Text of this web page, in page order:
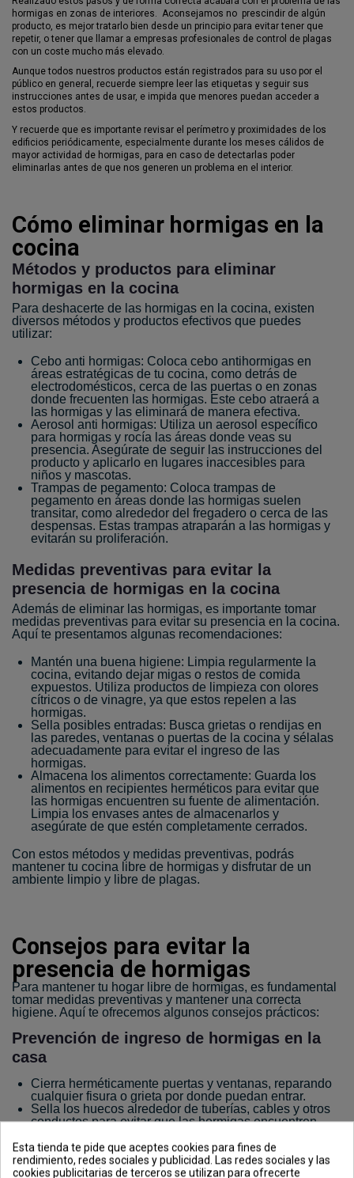
hormigas en zonas de interiores. Aconsejamos no prescindir de algún
producto, es mejor tratarlo bien desde un principio para evitar tener que
repetir, o tener que llamar a empresas profesionales de control de plagas
con un coste mucho más elevado.
Aunque todos nuestros productos están registrados para su uso por el
público en general, recuerde siempre leer las etiquetas y seguir sus
instrucciones antes de usar, e impida que menores puedan acceder a
estos productos.
Y recuerde que es importante revisar el perímetro y proximidades de los
edificios periódicamente, especialmente durante los meses cálidos de
mayor actividad de hormigas, para en caso de detectarlas poder
eliminarlas antes de que nos generen un problema en el interior.
Cómo eliminar hormigas en la
cocina
Métodos y productos para eliminar
hormigas en la cocina
Para deshacerte de las hormigas en la cocina, existen
diversos métodos y productos efectivos que puedes
utilizar:
Cebo anti hormigas: Coloca cebo antihormigas en
áreas estratégicas de tu cocina, como detrás de
electrodomésticos, cerca de las puertas o en zonas
donde frecuenten las hormigas. Este cebo atraerá a
las hormigas y las eliminará de manera efectiva.
Aerosol anti hormigas: Utiliza un aerosol específico
para hormigas y rocía las áreas donde veas su
presencia. Asegúrate de seguir las instrucciones del
producto y aplicarlo en lugares inaccesibles para
niños y mascotas.
Trampas de pegamento: Coloca trampas de
pegamento en áreas donde las hormigas suelen
transitar, como alrededor del fregadero o cerca de las
despensas. Estas trampas atraparán a las hormigas y
evitarán su proliferación.
Medidas preventivas para evitar la
presencia de hormigas en la cocina
Además de eliminar las hormigas, es importante tomar
medidas preventivas para evitar su presencia en la cocina.
Aquí te presentamos algunas recomendaciones:
Mantén una buena higiene: Limpia regularmente la
cocina, evitando dejar migas o restos de comida
expuestos. Utiliza productos de limpieza con olores
cítricos o de vinagre, ya que estos repelen a las
hormigas.
Sella posibles entradas: Busca grietas o rendijas en
las paredes, ventanas o puertas de la cocina y sélalas
adecuadamente para evitar el ingreso de las
hormigas.
Almacena los alimentos correctamente: Guarda los
alimentos en recipientes herméticos para evitar que
las hormigas encuentren su fuente de alimentación.
Limpia los envases antes de almacenarlos y
asegúrate de que estén completamente cerrados.
Con estos métodos y medidas preventivas, podrás
mantener tu cocina libre de hormigas y disfrutar de un
ambiente limpio y libre de plagas.
Consejos para evitar la
presencia de hormigas
Para mantener tu hogar libre de hormigas, es fundamental
tomar medidas preventivas y mantener una correcta
higiene. Aquí te ofrecemos algunos consejos prácticos:
Prevención de ingreso de hormigas en la
casa
Cierra herméticamente puertas y ventanas, reparando
cualquier fisura o grieta por donde puedan entrar.
Sella los huecos alrededor de tuberías, cables y otros
conductos para evitar que las hormigas encuentren
Coloca burletes en las puertas para evitar que las
hormigas se infiltren desde el exterior.
Esta tienda te pide que aceptes cookies para fines de
rendimiento, redes sociales y publicidad. Las redes sociales y las
cookies publicitarias de terceros se utilizan para ofrecerte